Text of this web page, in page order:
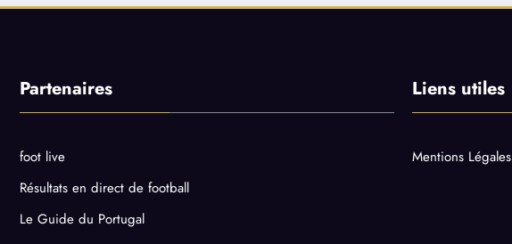
Partenaires
foot live
Résultats en direct de football
Le Guide du Portugal
Liens utiles
Mentions Légales